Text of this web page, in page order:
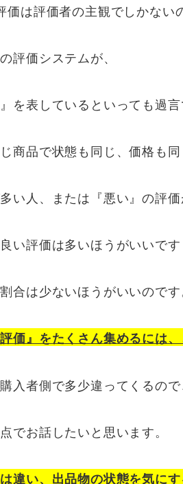
は評価者の主観でしかない
評価システムが、
を表しているといっても過言
商品で状態も同じ、価格も同
い人、または『悪い』の評
い評価は多いほうがいいです
合は少ないほうがいいのです
価』をたくさん集めるには
入者側で多少違ってくるので
でお話したいと思います。
違い、出品物の状態を気にす